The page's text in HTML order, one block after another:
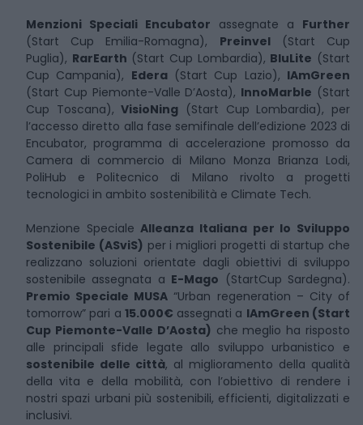
Menzioni Speciali Encubator assegnate a Further
(Start Cup Emilia-Romagna), Preinvel(Start Cup
Puglia), RarEarth (Start Cup Lombardia), BluLite (Start
Cup Campania), Edera(Start Cup Lazio), IAmGreen
(Start Cup Piemonte-Valle D’Aosta), InnoMarble (Start
Cup Toscana),VisioNing (Start Cup Lombardia), per
l’accesso diretto alla fase semifinale dell’edizione 2023 di
Encubator, programma di accelerazione promosso da
Camera di commercio di Milano Monza Brianza Lodi,
PoliHub e Politecnico di Milano rivolto a progetti
tecnologici in ambito sostenibilità e Climate Tech.
Menzione SpecialeAlleanza Italiana per lo Sviluppo
Sostenibile (ASviS) per i migliori progetti di startup che
realizzano soluzioni orientate dagli obiettivi di sviluppo
sostenibile assegnata a E-Mago (StartCup Sardegna).
Premio Speciale MUSA “Urban regeneration – City of
tomorrow” pari a 15.000€ assegnati a IAmGreen (Start
Cup Piemonte-Valle D’Aosta) che meglio ha risposto
alle principali sfide legate allo sviluppo urbanistico e
sostenibile delle città, al miglioramento della qualità
della vita e della mobilità, con l’obiettivo di rendere i
nostri spazi urbani più sostenibili, efficienti, digitalizzati e
inclusivi.